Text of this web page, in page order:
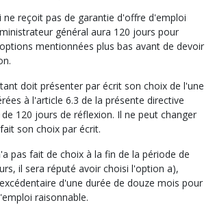
ne reçoit pas de garantie d'offre d'emploi
général aura 120 jours pour
mentionnées plus bas avant de devoir
doit présenter par écrit son choix de l'une
à l'article 6.3 de la présente directive
120 jours de réflexion. Il ne peut changer
son choix par écrit.
pas fait de choix à la fin de la période de
il sera réputé avoir choisi l'option a),
d'une durée de douze mois pour
raisonnable.